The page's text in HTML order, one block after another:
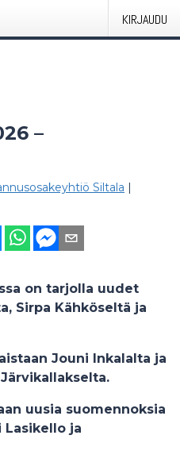
KIRJAUDU
–
Siltala |
on tarjolla uudet
Sirpa Kähköseltä ja
Jouni Inkalalta ja
uusia suomennoksia
Lasikello ja